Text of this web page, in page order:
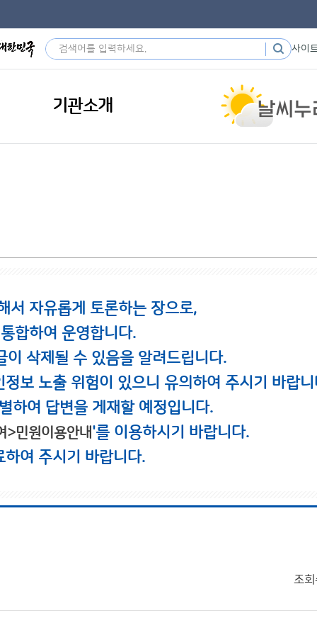
사이
기관소개
서 자유롭게 토론하는 장으로,
합하여 운영합니다.
삭제될 수 있음을 알려드립니다.
보 노출 위험이 있으니 유의하여 주시기 바랍니
하여 답변을 게재할 예정입니다.
>민원이용안내'를 이용하시기 바랍니다.
여 주시기 바랍니다.
조회